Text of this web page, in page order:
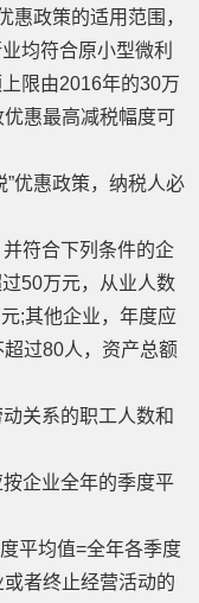
惠政策的适用范围，
均符合原小型微利
限由2016年的30万
惠最高减税幅度可
”优惠政策，纳税人必
符合下列条件的企
50万元，从业人数
;其他企业，年度应
过80人，资产总额
关系的职工人数和
企业全年的季度平
平均值=全年各季度
者终止经营活动的